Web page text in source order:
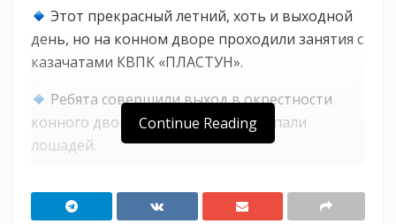
Этот прекрасный летний, хоть и выходной
день, но на конном дворе проходили занятия с
казачатами КВПК «ПЛАСТУН».
Ребята совершили выход в окрестности
конного двора на Зорьку, где искупали
лошадей.
тяжёло, а после водных процедур им
Continue Reading